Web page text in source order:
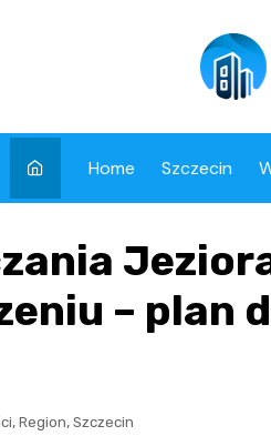
Home Szczecin
– plan
, Region, Szczecin